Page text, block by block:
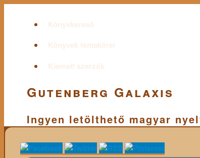
Könyvkereső
Könyvek témakörei
Kiemelt szerzők
Gutenberg Galaxis
Ingyen letölthető magyar